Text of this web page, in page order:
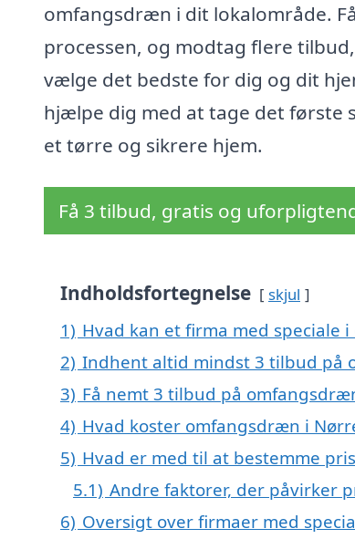
omfangsdræn i dit lokalområde.
processen, og modtag flere
vælge det bedste for dig og dit
hjælpe dig med at tage det første
et tørre og sikrere hjem.
Få 3 tilbud, gratis og
Indholdsfortegnelse skjul
1) Hvad kan et firma med speciale
2) Indhent altid mindst 3 tilbud på
3) Få nemt 3 tilbud på
4) Hvad koster omfangsdræn i
5) Hvad er med til at bestemme
5.1) Andre faktorer, der påvirker
6) Oversigt over firmaer med